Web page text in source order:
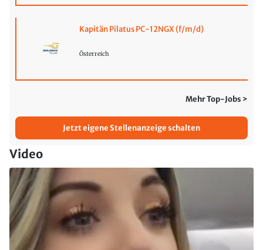
Kapitän Pilatus PC-12NGX (f/m/d)
Österreich
Mehr Top-Jobs >
Jetzt eigene Stellenanzeige schalten
Video